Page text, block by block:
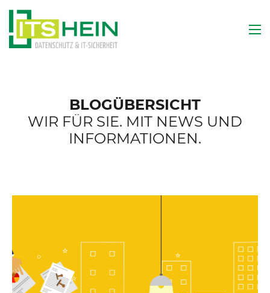
BLOGÜBERSICHT
WIR FÜR SIE. MIT NEWS UND
INFORMATIONEN.